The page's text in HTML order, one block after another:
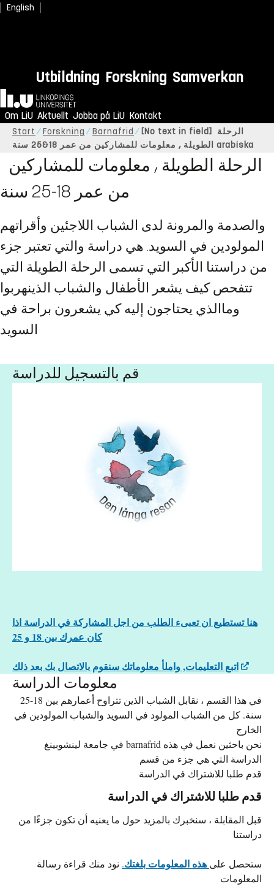
English
Utbildning Forskning Samverkan
Hem
Om LiU Aktuellt Jobba på LiU Kontakt
Start Forskning Barnafrid
[No text in field] الرحلة
الطويلة , معلومات للمشاركين من عمر 18&25 سنة arabiska
من عمر 18-25 سنة
والصدمة والمرونة لدى الشباب اللاجئين وأقراتهم
المولودين في السويد. هي دراسة والتي تعتبر جزء
من دراستنا الأكبر التي تسمى الرحلة الطويلة التي
تتفحص كيف يشعر الأطفال والشباب الذينهربوا
وماالذي يحتاجون إليه كي يشعرون براحة في
السويد
قم بالتسجيل للدراسة
هنا تستطيع ان تعبىء الطلب من اجل المشاركة في الدراسة اذا
كان عمرك بين 18 و 25
اتبع التعليمات, واملأ معلوماتك سنقوم بالاتصال بك بعد ذلك
معلومات الدراسة
في هذا القسم ، نقابل الشباب الذين تتراوح أعمارهم بين 18-25
سنة. كل من الشباب المولود في السويد والشباب المولودين في
الخارج
في جامعة لينشوبينغ barnafrid نحن باحثين نعمل في هذه
الدراسة التي هي جزء من قسم
قدم طلبا للاشتراك في الدراسة
قدم طلبا للاشتراك في الدراسة
قبل المقابلة ، سنخبرك بالمزيد حول ما يعنيه أن تكون جزءًا من
دراستنا
ستحصل على هذه المعلومات بلغتك. نود منك قراءة رسالة
المعلومات